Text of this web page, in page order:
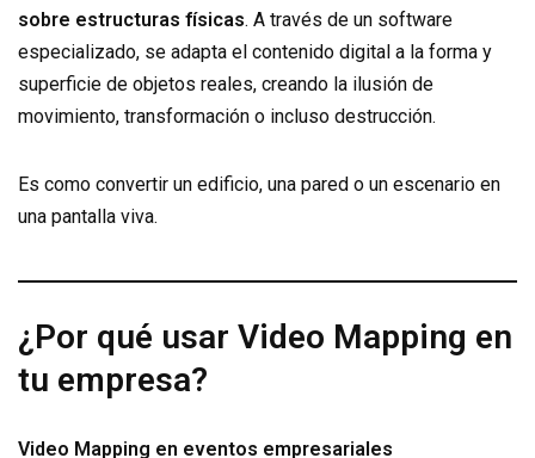
sobre estructuras físicas. A través de un software
especializado, se adapta el contenido digital a la forma y
superficie de objetos reales, creando la ilusión de
movimiento, transformación o incluso destrucción.
Es como convertir un edificio, una pared o un escenario en
una pantalla viva.
¿Por qué usar Video Mapping en
tu empresa?
Video Mapping en eventos empresariales